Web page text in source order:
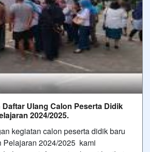
Ulang Calon Peserta Didik
2024/2025.
kegiatan calon peserta didik baru
Pelajaran 2024/2025 kami